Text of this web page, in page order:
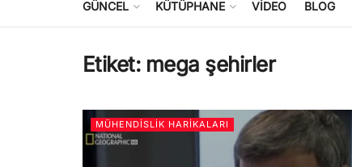
GÜNCEL KÜTÜPHANE VIDEO BLOG
Etiket: mega şehirler
MÜHENDISLIK HARIKALARI